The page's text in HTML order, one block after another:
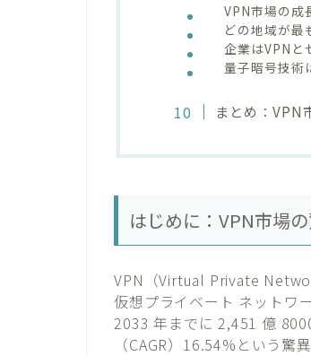
VPN市場の成
どの地域が最
企業はVPNと
量子暗号技術
まとめ：VPN
はじめに：VPN市場
VPN（Virtual Private
仮想プライベート ネットワ
2033 年までに 2,451 億
（CAGR）16.54%という驚